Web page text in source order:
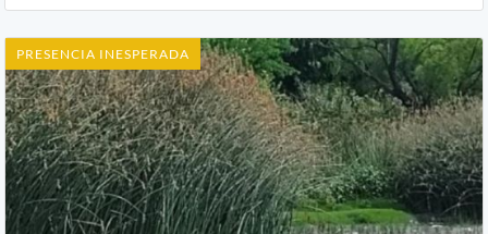
PRESENCIA INESPERADA